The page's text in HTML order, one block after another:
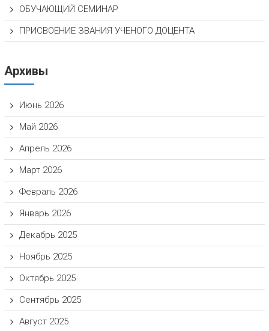
ОБУЧАЮЩИЙ СЕМИНАР
ПРИСВОЕНИЕ ЗВАНИЯ УЧЕНОГО ДОЦЕНТА
Архивы
Июнь 2026
Май 2026
Апрель 2026
Март 2026
Февраль 2026
Январь 2026
Декабрь 2025
Ноябрь 2025
Октябрь 2025
Сентябрь 2025
Август 2025